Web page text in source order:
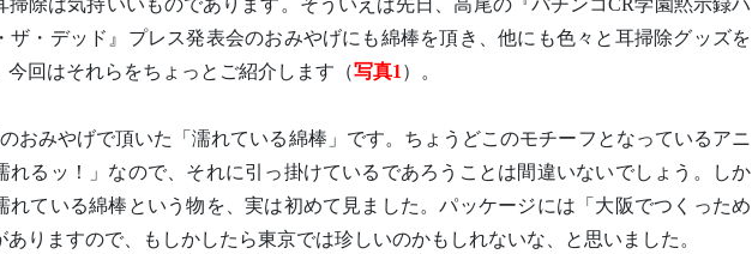
掃除は気持いいものであります。そういえば先日、高尾の『パチンコCR学園黙示録ハ
ザ・デッド』プレス発表会のおみやげにも綿棒を頂き、他にも色々と耳掃除グッズを
今回はそれらをちょっとご紹介します（写真1 ）。
おみやげで頂いた「濡れている綿棒」です。ちょうどこのモチーフとなっているアニ
れるッ！」なので、それに引っ掛けているであろうことは間違いないでしょう。しか
れている綿棒という物を、実は初めて見ました。パッケージには「大阪でつくっため
ありますので、もしかしたら東京では珍しいのかもしれないな、と思いました。